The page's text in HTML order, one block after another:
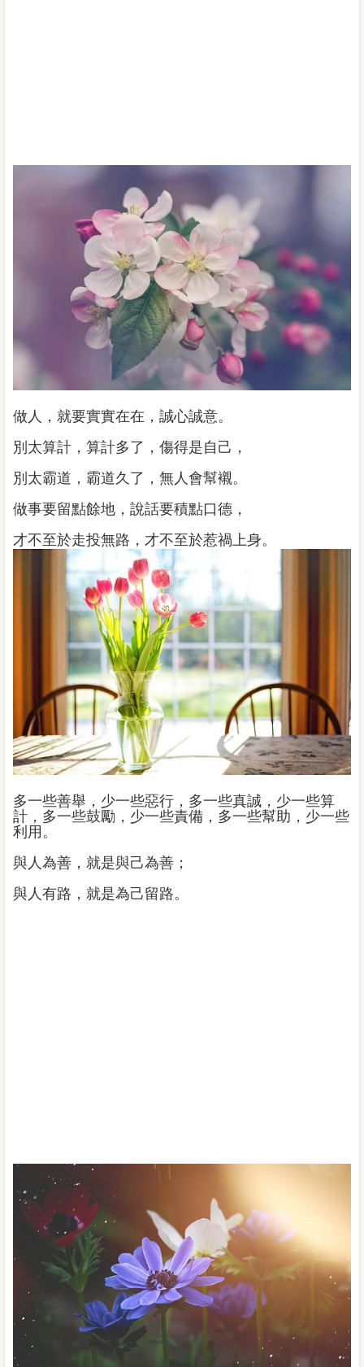
做人，就要實實在在，誠心誠意。
別太算計，算計多了，傷得是自己，
別太霸道，霸道久了，無人會幫襯。
做事要留點餘地，說話要積點口德，
才不至於走投無路，才不至於惹禍上身。
多一些善舉，少一些惡行，多一些真誠，少一些算
計，多一些鼓勵，少一些責備，多一些幫助，少一些
利用。
與人為善，就是與己為善；
與人有路，就是為己留路。